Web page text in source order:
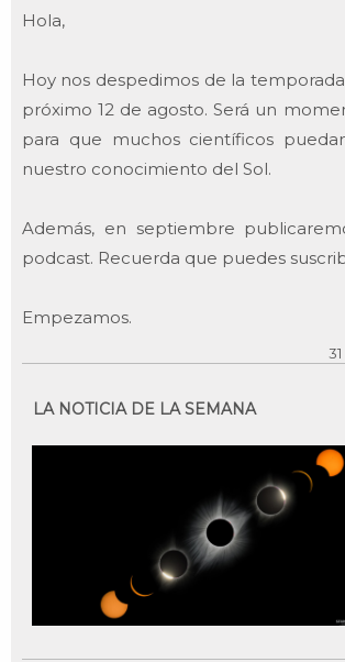
Hola,
Hoy nos despedimos de la
próximo 12 de agosto. Será un
para que muchos científicos
nuestro conocimiento del Sol.
Además, en septiembre
podcast. Recuerda que puedes
Empezamos.
31 de julio de
LA NOTICIA DE LA SEMANA